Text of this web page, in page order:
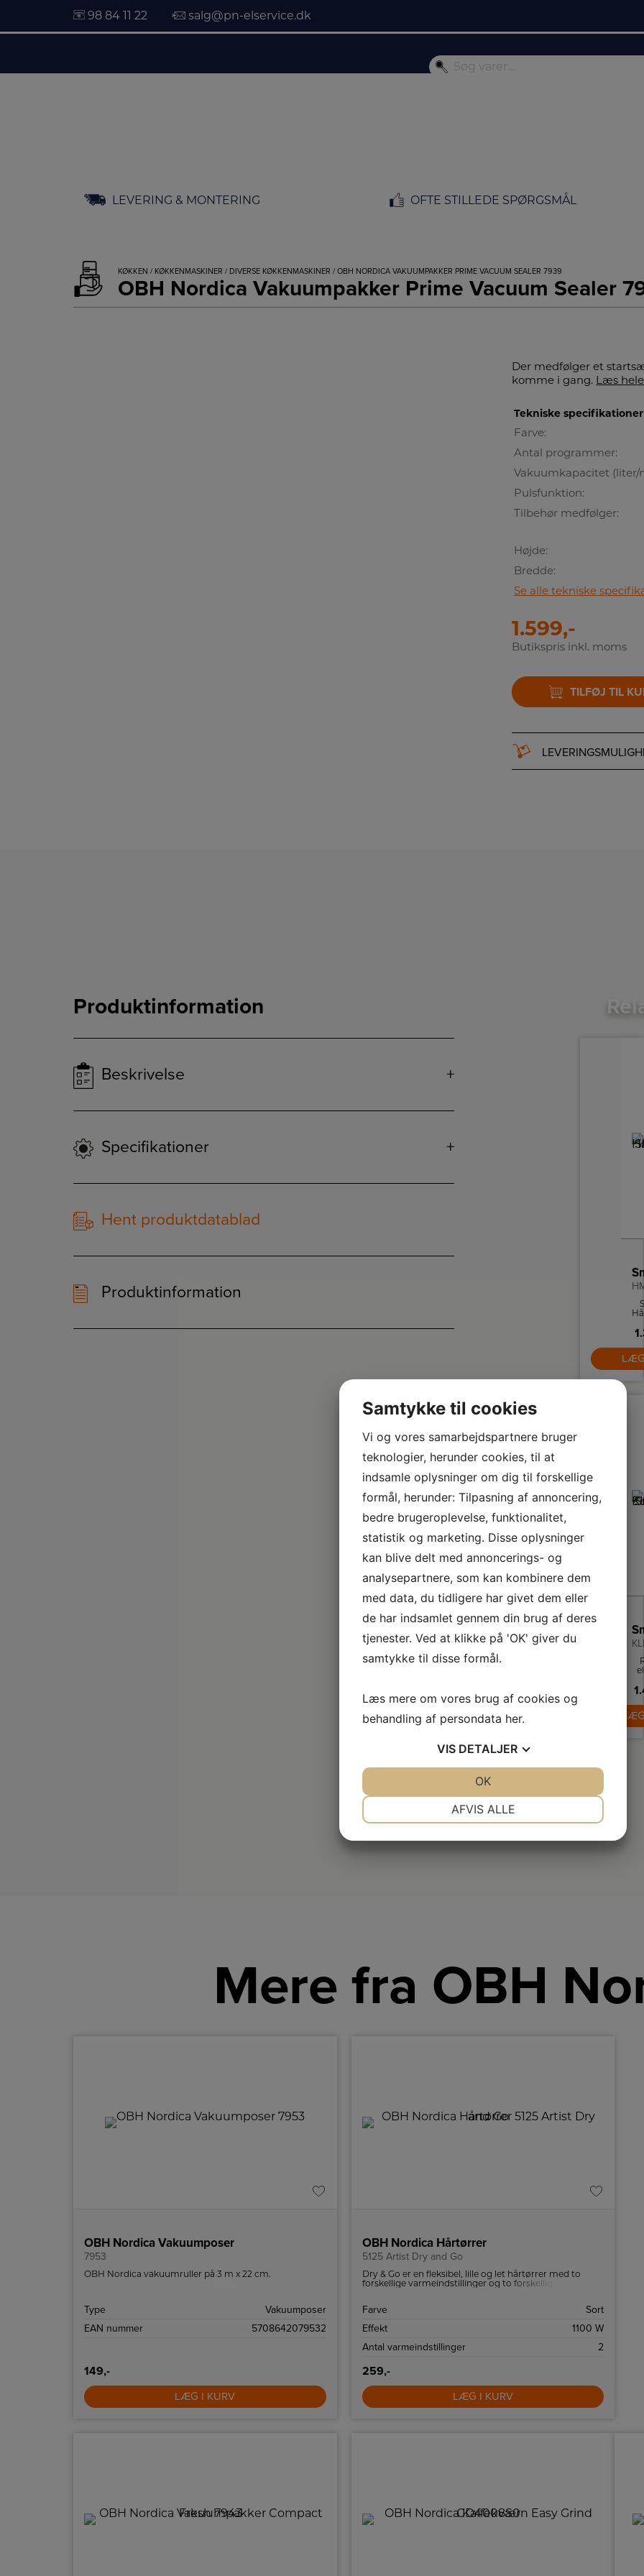
98 84 11 22 salg@pn-elservice.dk
LEVERING & MONTERING OFTE STILLEDE SPØRGSMÅL
KØKKEN / KØKKENMASKINER / DIVERSE KØKKENMASKINER / OBH NORDICA VAKUUMPAKKER PRIME VACUUM SEALER 7939
OBH Nordica Vakuumpakker Prime Vacuum Sealer
Der medfølger et
komme i gang. Læs
Tekniske specifikationer
Farve:
Antal programmer:
Vakuumkapacitet (liter/
Pulsfunktion:
Tilbehør medfølger:
Højde:
Bredde:
Se alle tekniske
1.599,-
Butikspris inkl. moms
TILFØJ TIL
Produktinformation
Beskrivelse
Specifikationer
Hent produktdatablad
Produktinformation
LÆG
Mere fra OBH
OBH Nordica Vakuumposer
7953
OBH Nordica vakuumruller på 3 m x 22 cm.
Type
Vakuumposer
EAN nummer
5708642079532
149,-
LÆG I KURV
OBH Nordica Hårtørrer
5125 Artist Dry and Go
Dry & Go er en fleksibel, lille og let hårtørrer med to
forskellige varmeindstillinger og to forskellige
Farve
Sort
Effekt
1100 W
Antal varmeindstillinger
2
259,-
LÆG I KURV
Samtykke til cookies
Vi og vores samarbejdspartnere bruger
teknologier, herunder cookies, til at
indsamle oplysninger om dig til forskellige
formål, herunder: Tilpasning af annoncering,
bedre brugeroplevelse, funktionalitet,
statistik og marketing. Disse oplysninger
kan blive delt med annoncerings- og
analysepartnere, som kan kombinere dem
med data, du tidligere har givet dem eller
de har indsamlet gennem din brug af deres
tjenester. Ved at klikke på 'OK' giver du
samtykke til disse formål.
Læs mere om vores brug af cookies og
behandling af persondata her.
VIS DETALJER
AFVIS ALLE
OK